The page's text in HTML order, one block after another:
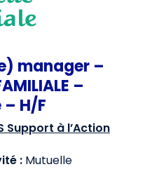
manager –
–
H/F
Support à l’Action
: Mutuelle